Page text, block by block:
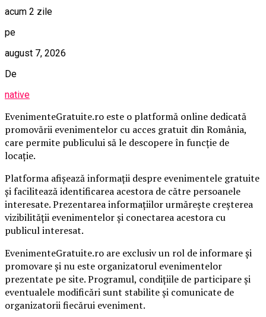
acum 2 zile
pe
august 7, 2026
De
native
EvenimenteGratuite.ro este o platformă online dedicată
promovării evenimentelor cu acces gratuit din România,
care permite publicului să le descopere în funcție de
locație.
Platforma afișează informații despre evenimentele gratuite
și facilitează identificarea acestora de către persoanele
interesate. Prezentarea informațiilor urmărește creșterea
vizibilității evenimentelor și conectarea acestora cu
publicul interesat.
EvenimenteGratuite.ro are exclusiv un rol de informare și
promovare și nu este organizatorul evenimentelor
prezentate pe site. Programul, condițiile de participare și
eventualele modificări sunt stabilite și comunicate de
organizatorii fiecărui eveniment.